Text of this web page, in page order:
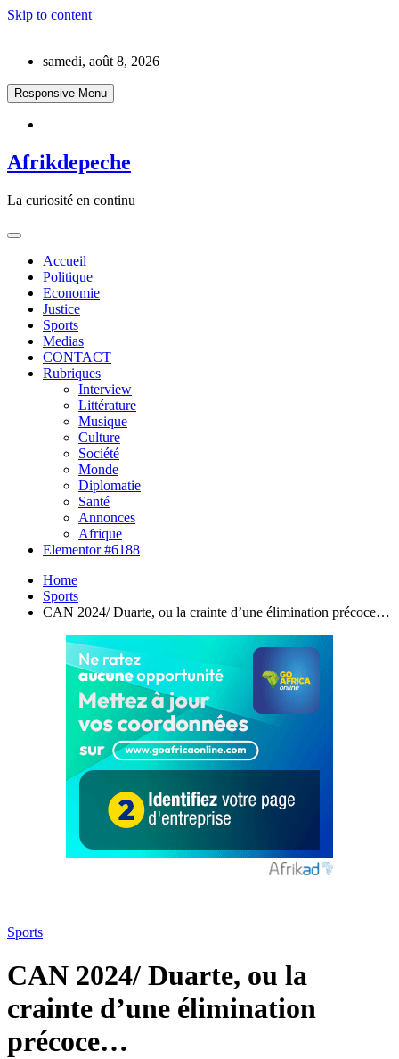
Skip to content
samedi, août 8, 2026
Responsive Menu
Afrikdepeche
La curiosité en continu
Accueil
Politique
Economie
Justice
Sports
Medias
CONTACT
Rubriques
Interview
Littérature
Musique
Culture
Société
Monde
Diplomatie
Santé
Annonces
Afrique
Elementor #6188
Home
Sports
CAN 2024/ Duarte, ou la crainte d’une élimination précoce…
Sports
CAN 2024/ Duarte, ou la
crainte d’une élimination
précoce…